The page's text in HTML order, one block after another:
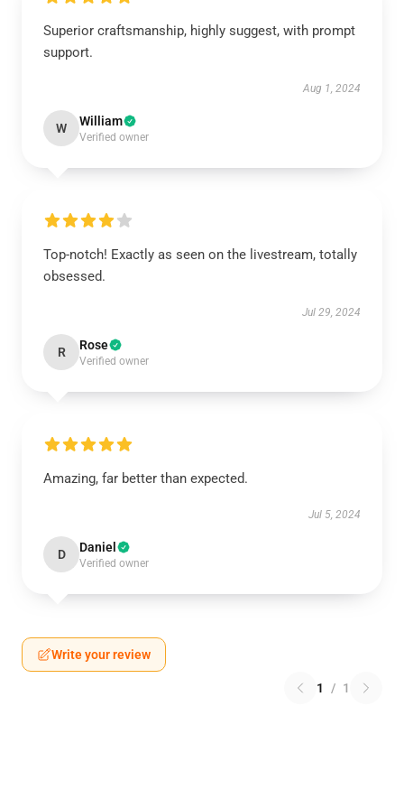
Superior craftsmanship, highly suggest, with prompt
support.
Aug 1, 2024
W William
Verified owner
Top-notch! Exactly as seen on the livestream, totally
obsessed.
Jul 29, 2024
R Rose
Verified owner
Amazing, far better than expected.
Jul 5, 2024
D Daniel
Verified owner
Write your review
1 / 1